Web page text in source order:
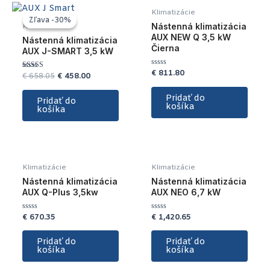
Zľava -30%
Zľava -30%
Klimatizácie
Nástenná klimatizácia
AUX J-SMART 3,5 kW
Hodnotenie
z 5
€658.05 €458.00
Pridať do
košíka
Klimatizácie
Nástenná klimatizácia
AUX NEW Q 3,5 kW
Čierna
Hodnotenie
z
€811.80
Pridať do
košíka
Klimatizácie
Nástenná klimatizácia
AUX Q-Plus 3,5kw
Hodnotenie
z
€670.35
Pridať do
košíka
Klimatizácie
Nástenná klimatizácia
AUX NEO 6,7 kW
Hodnotenie
z
€1,420.65
Pridať do
košíka